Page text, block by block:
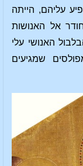
עליהם, הייתה
אל האנושות
האנושי עלי
שמגיעים